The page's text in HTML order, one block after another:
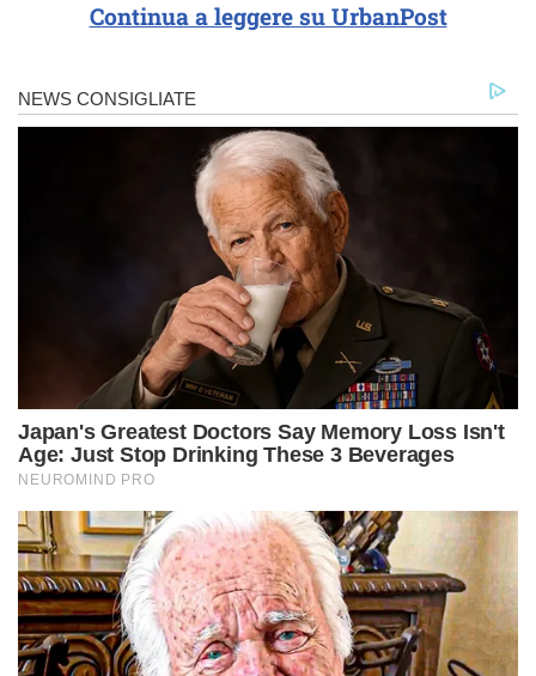
Continua a leggere su UrbanPost